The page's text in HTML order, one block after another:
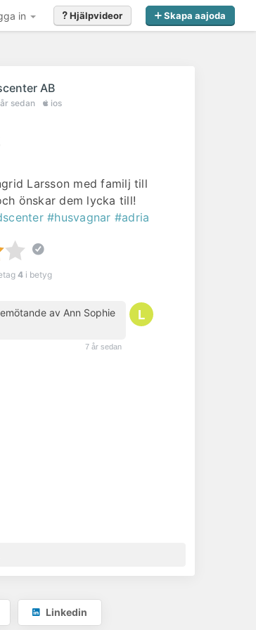
in Skapa aajoda
Hjälpvideor
AB
sedan ios
Larsson med familj till
önskar dem lycka till!
#husvagnar #adria
4 i betyg
av Ann Sophie
7 år sedan
Linkedin